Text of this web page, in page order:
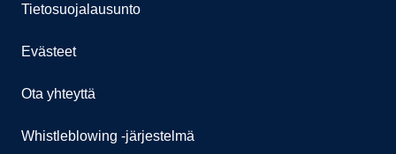
Tietosuojalausunto
Evästeet
Ota yhteyttä
Whistleblowing -järjestelmä